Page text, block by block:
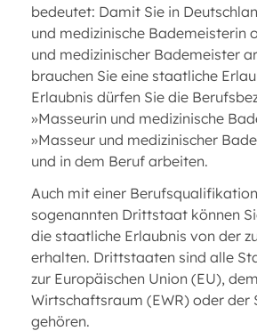
bedeutet: Damit Sie in
und medizinische Bademeisterin
und medizinischer Bademeister
brauchen Sie eine staatliche
Erlaubnis dürfen Sie die
»Masseurin und medizinische
»Masseur und medizinischer
und in dem Beruf arbeiten.
Auch mit einer
sogenannten Drittstaat können
die staatliche Erlaubnis von der
erhalten. Drittstaaten sind alle
zur Europäischen Union (EU),
Wirtschaftsraum (EWR) oder der
gehören.